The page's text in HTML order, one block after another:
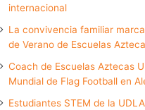
internacional
La convivencia familiar
de Verano de Escuelas
Coach de Escuelas Aztecas
Mundial de Flag Football en
Estudiantes STEM de la